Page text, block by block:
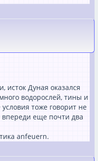
исток Дуная оказался
водорослей, тины и
тоже говорит не
еще почти два
anfeuern.